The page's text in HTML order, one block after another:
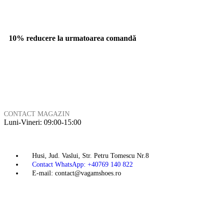
10% reducere la urmatoarea comandă
CONTACT MAGAZIN
Luni-Vineri: 09:00-15:00
Husi, Jud. Vaslui, Str. Petru Tomescu Nr.8
Contact WhatsApp: +40769 140 822
E-mail: contact@vagamshoes.ro